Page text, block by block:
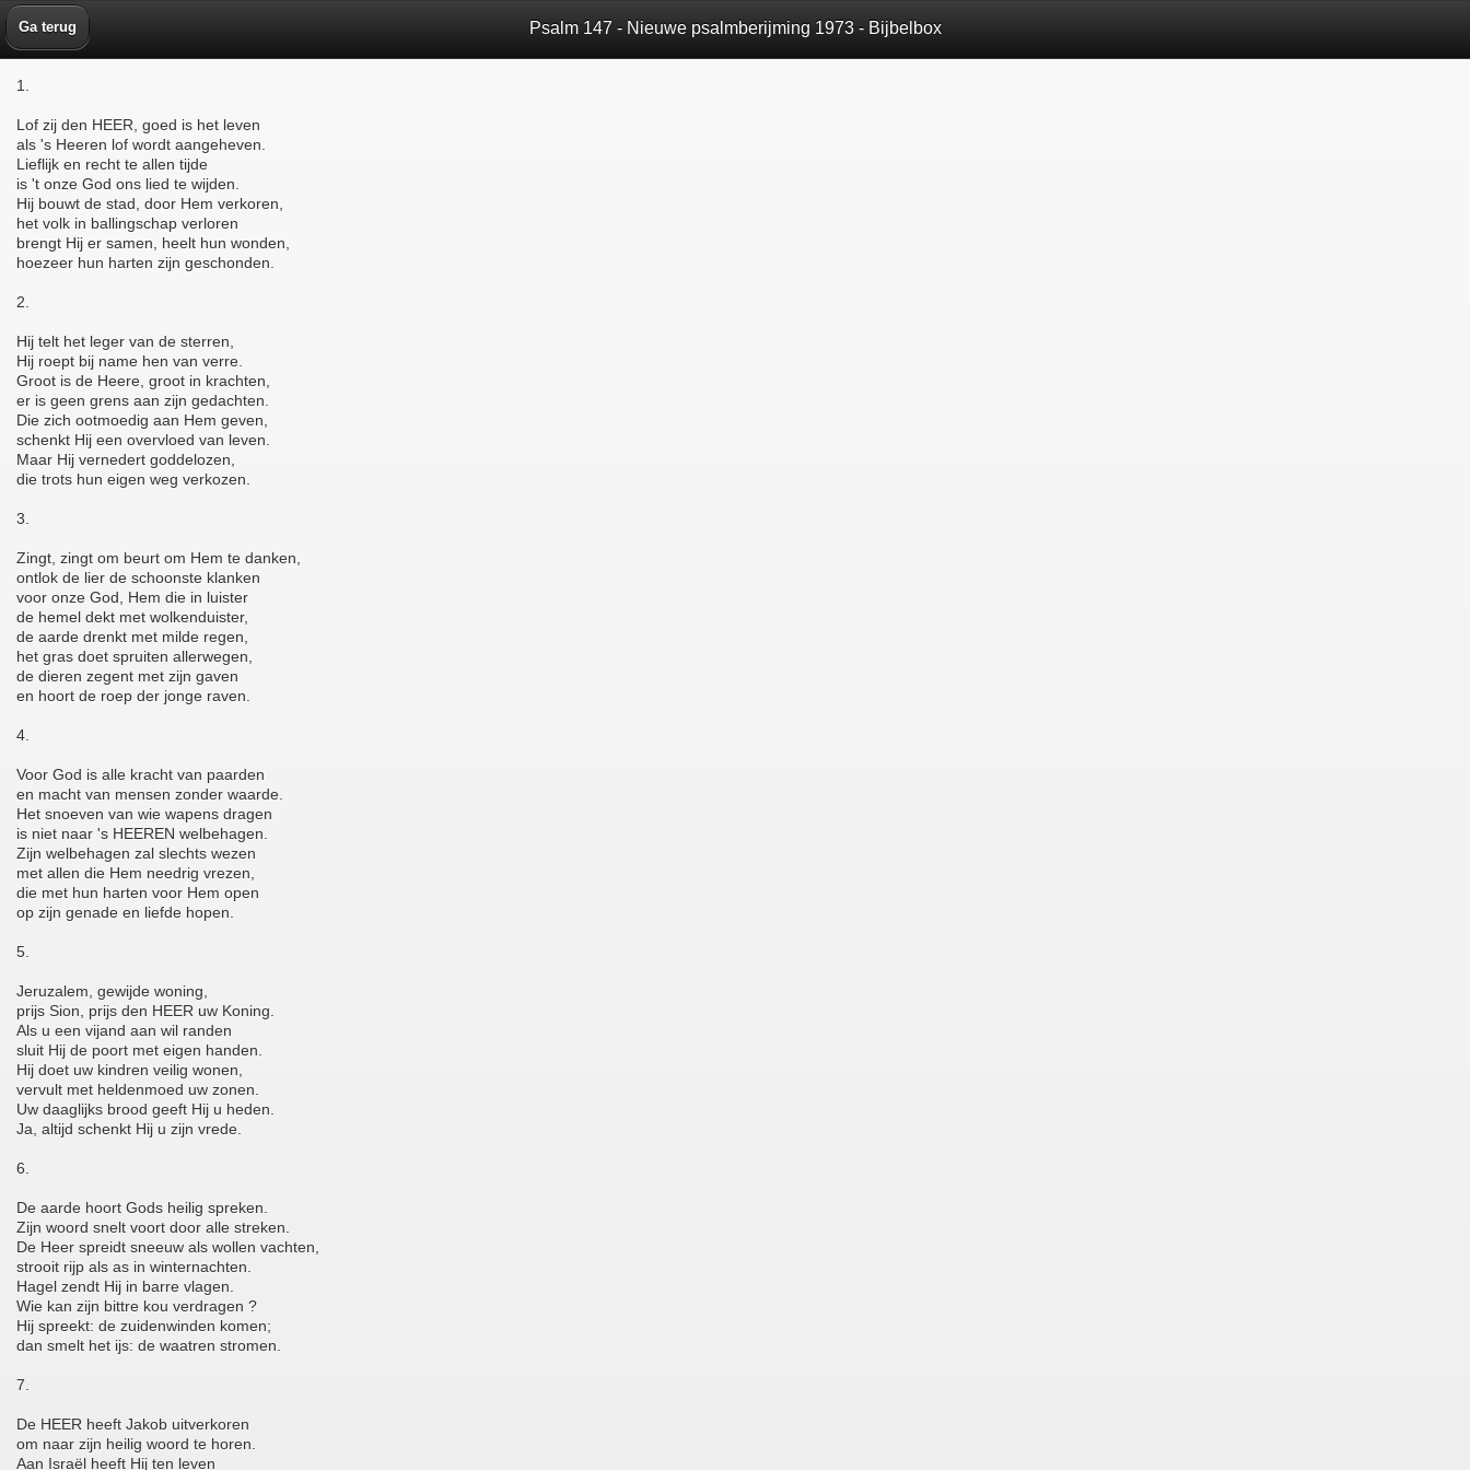
Ga terug Psalm 147 - Nieuwe psalmberijming 1973 - Bijbelbox
1.
Lof zij den HEER, goed is het leven
als 's Heeren lof wordt aangeheven.
Lieflijk en recht te allen tijde
is 't onze God ons lied te wijden.
Hij bouwt de stad, door Hem verkoren,
het volk in ballingschap verloren
brengt Hij er samen, heelt hun wonden,
hoezeer hun harten zijn geschonden.
2.
Hij telt het leger van de sterren,
Hij roept bij name hen van verre.
Groot is de Heere, groot in krachten,
er is geen grens aan zijn gedachten.
Die zich ootmoedig aan Hem geven,
schenkt Hij een overvloed van leven.
Maar Hij vernedert goddelozen,
die trots hun eigen weg verkozen.
3.
Zingt, zingt om beurt om Hem te danken,
ontlok de lier de schoonste klanken
voor onze God, Hem die in luister
de hemel dekt met wolkenduister,
de aarde drenkt met milde regen,
het gras doet spruiten allerwegen,
de dieren zegent met zijn gaven
en hoort de roep der jonge raven.
4.
Voor God is alle kracht van paarden
en macht van mensen zonder waarde.
Het snoeven van wie wapens dragen
is niet naar 's HEEREN welbehagen.
Zijn welbehagen zal slechts wezen
met allen die Hem needrig vrezen,
die met hun harten voor Hem open
op zijn genade en liefde hopen.
5.
Jeruzalem, gewijde woning,
prijs Sion, prijs den HEER uw Koning.
Als u een vijand aan wil randen
sluit Hij de poort met eigen handen.
Hij doet uw kindren veilig wonen,
vervult met heldenmoed uw zonen.
Uw daaglijks brood geeft Hij u heden.
Ja, altijd schenkt Hij u zijn vrede.
6.
De aarde hoort Gods heilig spreken.
Zijn woord snelt voort door alle streken.
De Heer spreidt sneeuw als wollen vachten,
strooit rijp als as in winternachten.
Hagel zendt Hij in barre vlagen.
Wie kan zijn bittre kou verdragen ?
Hij spreekt: de zuidenwinden komen;
dan smelt het ijs: de waatren stromen.
7.
De HEER heeft Jakob uitverkoren
om naar zijn heilig woord te horen.
Aan Israël heeft Hij ten leven